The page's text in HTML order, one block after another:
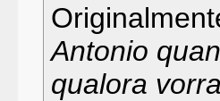
Antonio
qualora